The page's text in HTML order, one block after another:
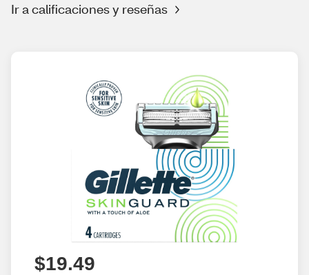
Ir a calificaciones y reseñas
$19.49